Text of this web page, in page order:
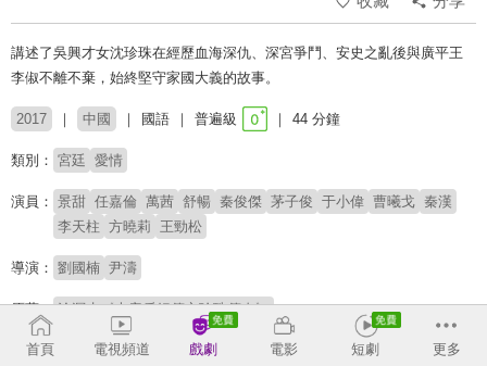
講述了吳興才女沈珍珠在經歷血海深仇、深宮爭鬥、安史之亂後與廣平王
李俶不離不棄，始終堅守家國大義的故事。
2017 中國 國語 普遍級 44 分鐘
類別： 宮廷 愛情
演員： 景甜 任嘉倫 萬茜 舒暢 秦俊傑 茅子俊 于小偉 曹曦戈 秦漢
李天柱 方曉莉 王勁松
導演： 劉國楠 尹濤
原著： 滄溟水《大唐后妃傳之珍珠傳奇》
首頁 電視頻道 戲劇 電影 短劇 更多